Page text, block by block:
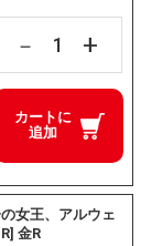
－ +
カートに
追加
女王、アルウェ
金R